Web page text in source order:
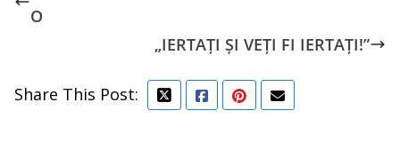
O
„IERTAȚI ȘI VEȚI FI IERTAȚI!”
Share This Post: